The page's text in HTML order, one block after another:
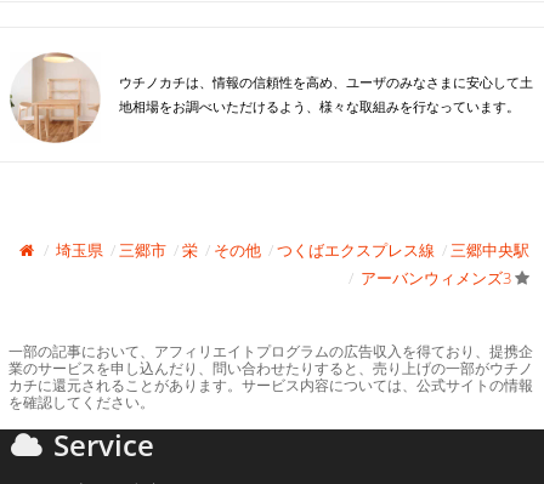
ウチノカチは、情報の信頼性を高め、ユーザのみなさまに安心して土
地相場をお調べいただけるよう、様々な取組みを行なっています。
埼玉県 三郷市 栄 その他 つくばエクスプレス線
三郷中央駅
アーバンウィメンズ3
一部の記事において、アフィリエイトプログラムの広告収入を得ており、提携企
業のサービスを申し込んだり、問い合わせたりすると、売り上げの一部がウチノ
カチに還元されることがあります。サービス内容については、公式サイトの情報
を確認してください。
Service